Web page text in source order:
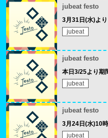
jubeat festo
3月31日(水)よ
jubeat
jubeat festo
本日3/25より期
jubeat
jubeat festo
3月24日(水)10
jubeat